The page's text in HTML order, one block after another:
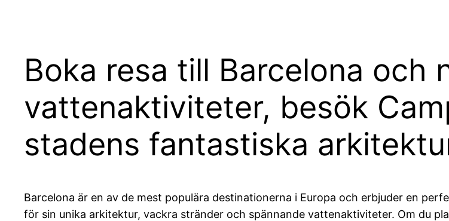
Boka resa till Barcelona och
vattenaktiviteter, besök
stadens fantastiska
Barcelona är en av de mest populära destinationerna i Europa och erbjuder en
för sin unika arkitektur, vackra stränder och spännande vattenaktiviteter. Om du